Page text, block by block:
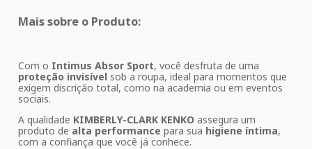
Mais sobre o Produto:
Com o Intimus Absor Sport, você desfruta de uma
proteção invisível sob a roupa, ideal para momentos que
exigem discrição total, como na academia ou em eventos
sociais.
A qualidade KIMBERLY-CLARK KENKO assegura um
produto de alta performance para sua higiene íntima,
com a confiança que você já conhece.